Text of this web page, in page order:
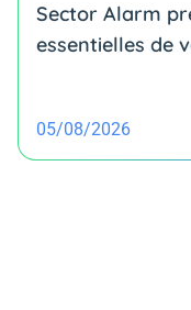
Sector Alarm
essentielles de
05/08/2026